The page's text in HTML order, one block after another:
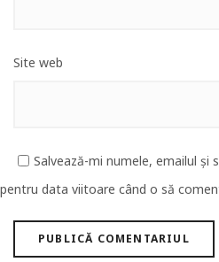
Site web
Salvează-mi numele, emailul
pentru data viitoare când o să